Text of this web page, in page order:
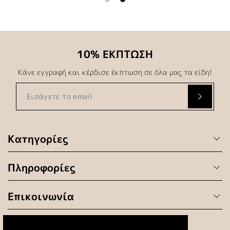
Κατηγορίες
Πληροφορίες
Επικοινωνία
10% ΕΚΠΤΩΣΗ
Κάνε εγγραφή και κέρδισε έκπτωση σε όλα μας τα είδη!